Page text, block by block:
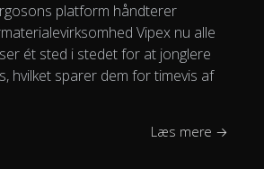
platform håndterer
Vipex nu alle
ét sted i stedet for at jonglere
hvilket sparer dem for timevis af
Læs mere →